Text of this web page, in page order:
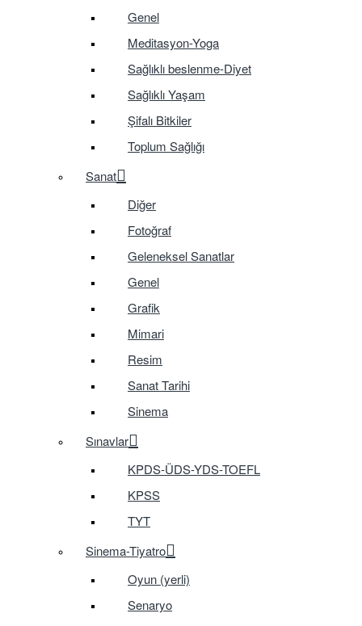
Genel
Meditasyon-Yoga
Sağlıklı beslenme-Diyet
Sağlıklı Yaşam
Şifalı Bitkiler
Toplum Sağlığı
Sanat
Diğer
Fotoğraf
Geleneksel Sanatlar
Genel
Grafik
Mimari
Resim
Sanat Tarihi
Sinema
Sınavlar
KPDS-ÜDS-YDS-TOEFL
KPSS
TYT
Sinema-Tiyatro
Oyun (yerli)
Senaryo